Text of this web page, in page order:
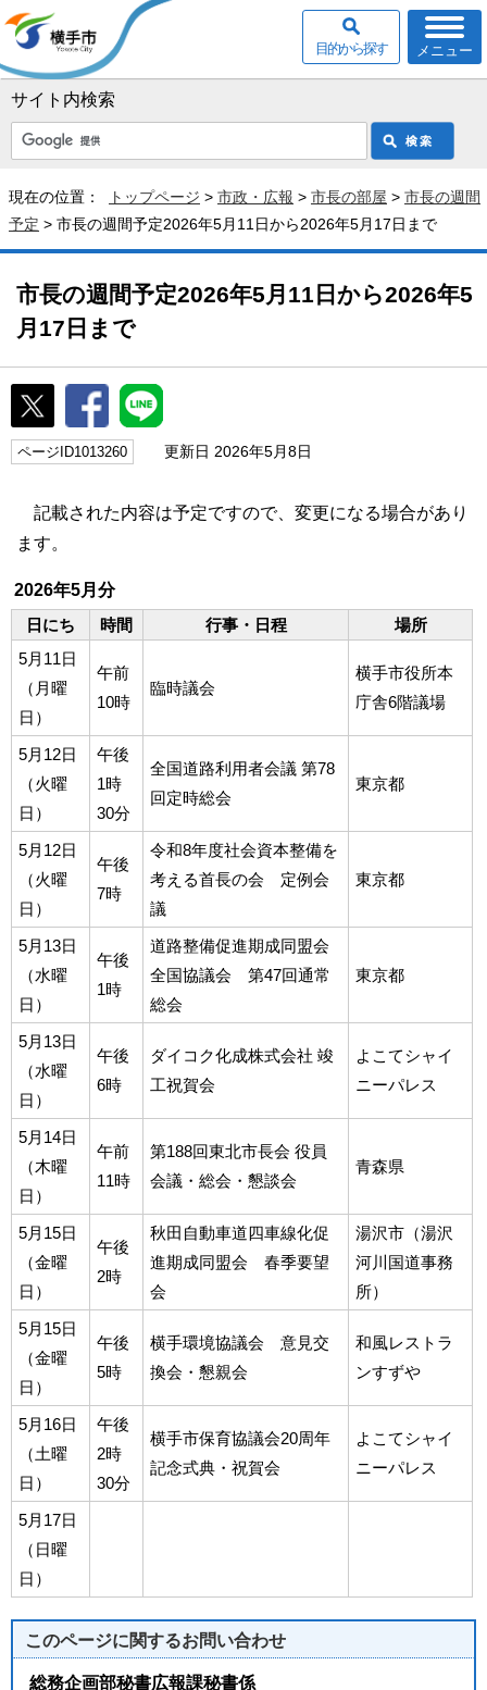
サイト内検索
メニュー
目的から探す
現在の位置： トップページ > 市政・広報 > 市長の部屋 > 市長の週間
予定 > 市長の週間予定2026年5月11日から2026年5月17日まで
市長の週間予定2026年5月11日から2026年5
月17日まで
ページID1013260 更新日 2026年5月8日
記載された内容は予定ですので、変更になる場合があり
ます。
2026年5月分
日にち
時間 行事・日程
場所
5月11日
（月曜
日）
午前
10時
臨時議会
横手市役所本
庁舎6階議場
5月12日
（火曜
日）
午後
1時
30分
全国道路利用者会議 第78
回定時総会
東京都
5月12日
（火曜
日）
午後
7時
令和8年度社会資本整備を
考える首長の会 定例会
議
東京都
5月13日
（水曜
日）
午後
1時
道路整備促進期成同盟会
全国協議会 第47回通常
総会
東京都
5月13日
（水曜
日）
午後
6時
ダイコク化成株式会社 竣
工祝賀会
よこてシャイ
ニーパレス
5月14日
（木曜
日）
午前
11時
第188回東北市長会 役員
会議・総会・懇談会
青森県
5月15日
（金曜
日）
午後
2時
秋田自動車道四車線化促
進期成同盟会 春季要望
会
湯沢市（湯沢
河川国道事務
所）
5月15日
（金曜
日）
午後
5時
横手環境協議会 意見交
換会・懇親会
和風レストラ
ンすずや
5月16日
（土曜
日）
午後
2時
30分
横手市保育協議会20周年
記念式典・祝賀会
よこてシャイ
ニーパレス
5月17日
（日曜
日）
このページに関するお問い合わせ
総務企画部秘書広報課秘書係